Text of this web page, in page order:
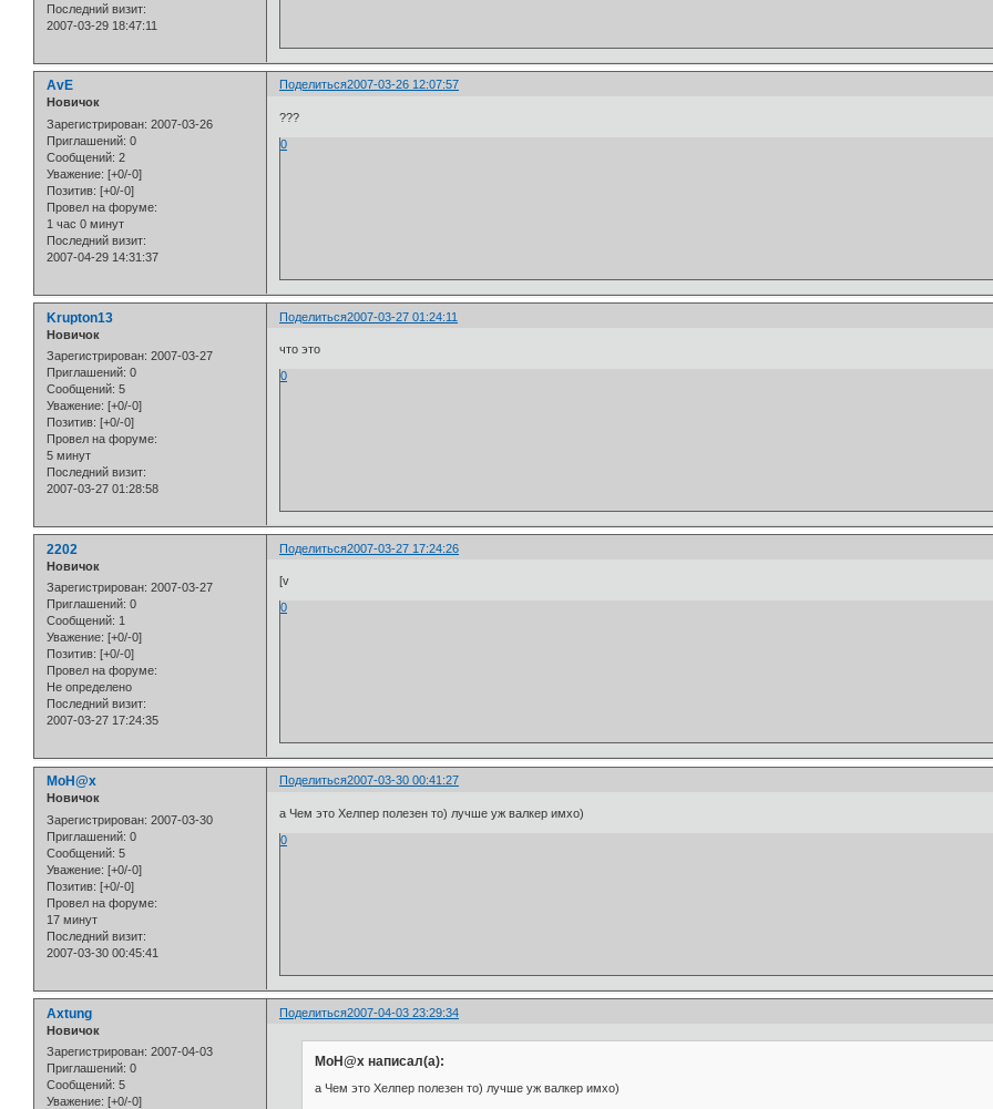
Последний визит:
2007-03-29 18:47:11
Поделиться2007-03-26 12:07:57
AvE
Новичок
Зарегистрирован: 2007-03-26
Приглашений: 0
Сообщений: 2
Уважение: [+0/-0]
Позитив: [+0/-0]
Провел на форуме:
1 час 0 минут
Последний визит:
2007-04-29 14:31:37
???
0
Поделиться2007-03-27 01:24:11
Krupton13
Новичок
Зарегистрирован: 2007-03-27
Приглашений: 0
Сообщений: 5
Уважение: [+0/-0]
Позитив: [+0/-0]
Провел на форуме:
5 минут
Последний визит:
2007-03-27 01:28:58
что это
0
Поделиться2007-03-27 17:24:26
2202
Новичок
Зарегистрирован: 2007-03-27
Приглашений: 0
Сообщений: 1
Уважение: [+0/-0]
Позитив: [+0/-0]
Провел на форуме:
Не определено
Последний визит:
2007-03-27 17:24:35
[v
0
Поделиться2007-03-30 00:41:27
MoH@x
Новичок
Зарегистрирован: 2007-03-30
Приглашений: 0
Сообщений: 5
Уважение: [+0/-0]
Позитив: [+0/-0]
Провел на форуме:
17 минут
Последний визит:
2007-03-30 00:45:41
а Чем это Хелпер полезен то) лучше уж валкер имхо)
0
Поделиться2007-04-03 23:29:34
Axtung
Новичок
Зарегистрирован: 2007-04-03
Приглашений: 0
Сообщений: 5
Уважение: [+0/-0]
MoH@x написал(а):
а Чем это Хелпер полезен то) лучше уж валкер имхо)